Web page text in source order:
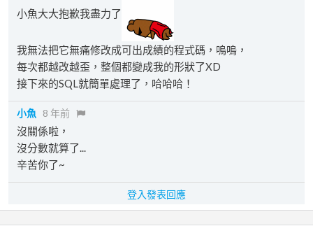
小魚大大抱歉我盡力了
我無法把它無痛修改成可出成績的程式碼，嗚嗚，
每次都越改越歪，整個都變成我的形狀了XD
接下來的SQL就簡單處理了，哈哈哈！
小魚 8 年前
沒關係啦，
沒分數就算了...
辛苦你了~
登入發表回應